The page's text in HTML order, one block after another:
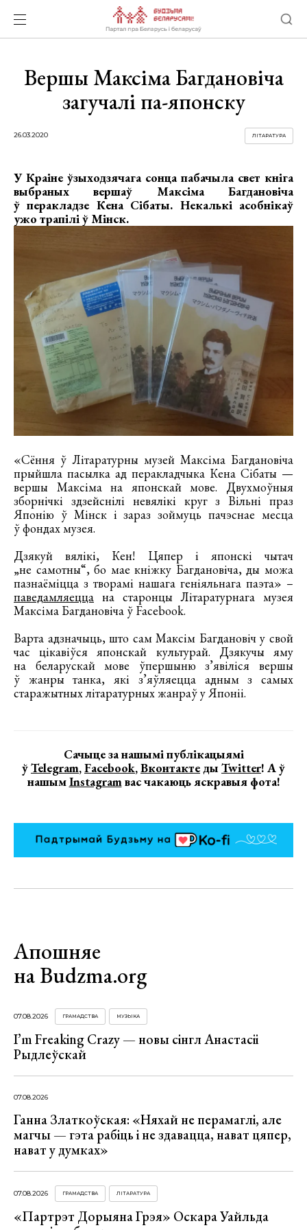
Вершы Максіма Багдановіча
загучалі па-японску
26.03.2020 ЛІТАРАТУРА
У Краіне ўзыходзячага сонца пабачыла свет кніга
выбраных вершаў Максіма Багдановіча
ў перакладзе Кена Сібаты. Некалькі асобнікаў
ужо трапілі ў Мінск.
«Сёння ў Літаратурны музей Максіма Багдановіча
прыйшла пасылка ад перакладчыка Кена Сібаты —
вершы Максіма на японскай мове. Двухмоўныя
зборнічкі здзейснілі невялікі круг з Вільні праз
Японію ў Мінск і зараз зоймуць пачэснае месца
ў фондах музея.
Дзякуй вялікі, Кен! Цяпер і японскі чытач
„не самотны“, бо мае кніжку Багдановіча, ды можа
пазнаёміцца з творамі нашага геніяльнага паэта» –
паведамляецца на старонцы Літаратурнага музея
Максіма Багдановіча ў Facebook.
Варта адзначыць, што сам Максім Багдановіч у свой
час цікавіўся японскай культурай. Дзякучы яму
на беларускай мове ўпершыню з’явіліся вершы
ў жанры танка, які з’яўляецца адным з самых
старажытных літаратурных жанраў у Японіі.
Сачыце за нашымі публікацыямі
ўTelegram,Facebook,Вконтактеды Twitter! А ў
нашымInstagramвас чакаюць яскравыя фота!
Апошняе
на Budzma.org
07.08.2026 ГРАМАДСТВА МУЗЫКА
I’m Freaking Crazy — новы сінгл Анастасіі
Рыдлеўскай
07.08.2026
Ганна Златкоўская: «Няхай не перамаглі, але
магчы — гэта рабіць і не здавацца, нават цяпер,
нават у думках»
07.08.2026 ГРАМАДСТВА ЛІТАРАТУРА
«Партрэт Дорыяна Грэя» Оскара Уайльда